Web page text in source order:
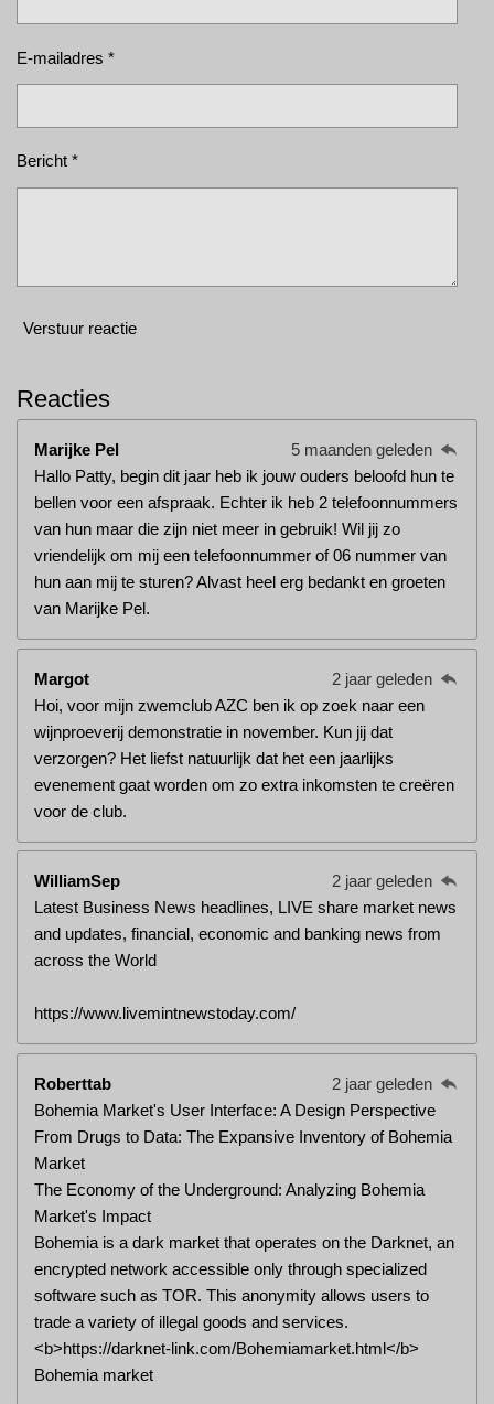
E-mailadres *
Bericht *
Verstuur reactie
Reacties
Marijke Pel
5 maanden geleden
Hallo Patty, begin dit jaar heb ik jouw ouders beloofd hun te
bellen voor een afspraak. Echter ik heb 2 telefoonnummers
van hun maar die zijn niet meer in gebruik! Wil jij zo
vriendelijk om mij een telefoonnummer of 06 nummer van
hun aan mij te sturen? Alvast heel erg bedankt en groeten
van Marijke Pel.
Margot
2 jaar geleden
Hoi, voor mijn zwemclub AZC ben ik op zoek naar een
wijnproeverij demonstratie in november. Kun jij dat
verzorgen? Het liefst natuurlijk dat het een jaarlijks
evenement gaat worden om zo extra inkomsten te creëren
voor de club.
WilliamSep
2 jaar geleden
Latest Business News headlines, LIVE share market news
and updates, financial, economic and banking news from
across the World
https://www.livemintnewstoday.com/
Roberttab
2 jaar geleden
Bohemia Market's User Interface: A Design Perspective
From Drugs to Data: The Expansive Inventory of Bohemia
Market
The Economy of the Underground: Analyzing Bohemia
Market's Impact
Bohemia is a dark market that operates on the Darknet, an
encrypted network accessible only through specialized
software such as TOR. This anonymity allows users to
trade a variety of illegal goods and services.
<b>https://darknet-link.com/Bohemiamarket.html</b>
Bohemia market